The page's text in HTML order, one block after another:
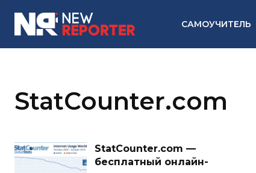
САМОУЧИТЕЛЬ
StatCounter.com
StatCounter.com —
бесплатный онлайн-